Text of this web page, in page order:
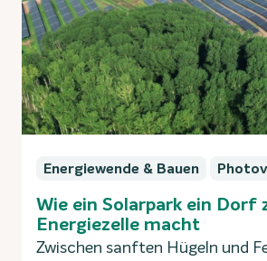
Energiewende & Bauen
Wie ein Solarpark ein Dorf
Energiezelle macht
Zwischen sanften Hügeln und